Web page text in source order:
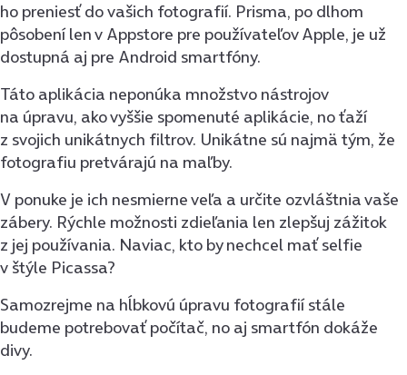
ho preniesť do vašich fotografií. Prisma, po dlhom
pôsobení len v Appstore pre používateľov Apple, je už
dostupná aj pre Android smartfóny.
Táto aplikácia neponúka množstvo nástrojov
na úpravu, ako vyššie spomenuté aplikácie, no ťaží
z svojich unikátnych filtrov. Unikátne sú najmä tým, že
fotografiu pretvárajú na maľby.
V ponuke je ich nesmierne veľa a určite ozvláštnia vaše
zábery. Rýchle možnosti zdieľania len zlepšuj zážitok
z jej používania. Naviac, kto by nechcel mať selfie
v štýle Picassa?
Samozrejme na hĺbkovú úpravu fotografií stále
budeme potrebovať počítač, no aj smartfón dokáže
divy.